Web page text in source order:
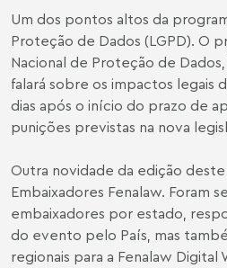
Um dos pontos altos da
Proteção de Dados (LGPD). O
Nacional de Proteção de
falará sobre os impactos legais
dias após o início do prazo de
punições previstas na nova
Outra novidade da edição
Embaixadores Fenalaw. Foram
embaixadores por estado,
do evento pelo País, mas
regionais para a Fenalaw Digital